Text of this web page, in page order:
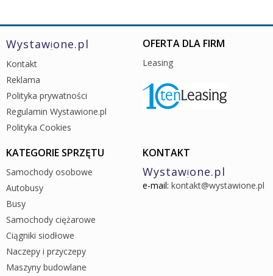
Wystawione.pl
Kontakt
Reklama
Polityka prywatności
Regulamin Wystawione.pl
Polityka Cookies
OFERTA DLA FIRM
Leasing
KATEGORIE SPRZĘTU
Samochody osobowe
Autobusy
Busy
Samochody ciężarowe
Ciągniki siodłowe
Naczepy i przyczepy
Maszyny budowlane
KONTAKT
Wystawione.pl
e-mail: kontakt@wystawione.pl